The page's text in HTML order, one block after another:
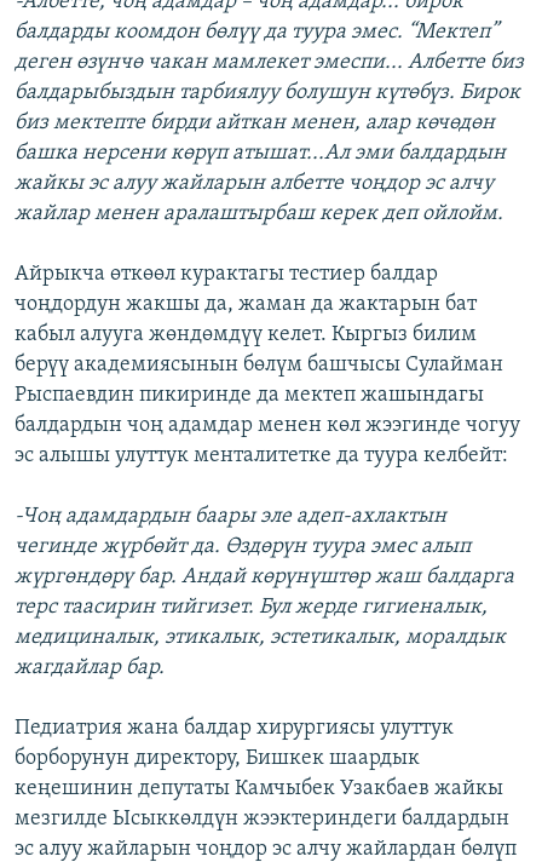
балдарды коомдон бөлүү да туура эмес. “Мектеп”
деген өзүнчө чакан мамлекет эмеспи... Албетте биз
балдарыбыздын тарбиялуу болушун күтөбүз. Бирок
биз мектепте бирди айткан менен, алар көчөдөн
башка нерсени көрүп атышат...Ал эми балдардын
жайкы эс алуу жайларын албетте чоңдор эс алчу
жайлар менен аралаштырбаш керек деп ойлойм.
Айрыкча өткөөл курактагы тестиер балдар
чоңдордун жакшы да, жаман да жактарын бат
кабыл алууга жөндөмдүү келет. Кыргыз билим
берүү академиясынын бөлүм башчысы Сулайман
Рыспаевдин пикиринде да мектеп жашындагы
балдардын чоң адамдар менен көл жээгинде чогуу
эс алышы улуттук менталитетке да туура келбейт:
-Чоң адамдардын баары эле адеп-ахлактын
чегинде жүрбөйт да. Өздөрүн туура эмес алып
жүргөндөрү бар. Андай көрүнүштөр жаш балдарга
терс таасирин тийгизет. Бул жерде гигиеналык,
медициналык, этикалык, эстетикалык, моралдык
жагдайлар бар.
Педиатрия жана балдар хирургиясы улуттук
борборунун директору, Бишкек шаардык
кеңешинин депутаты Камчыбек Узакбаев жайкы
мезгилде Ысыккөлдүн жээктериндеги балдардын
эс алуу жайларын чоңдор эс алчу жайлардан бөлүп